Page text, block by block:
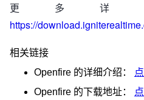
更多详
https://
相关链接
Openfire 的详细介绍：
Openfire 的下载地址：